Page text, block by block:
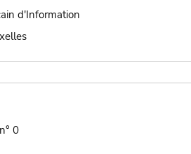
d'Information
0